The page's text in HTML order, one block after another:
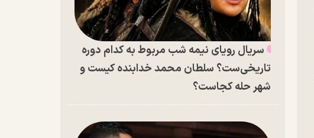
سریال رویای نیمه شب مربوط به کدام دوره
تاریخی‌ست؟ سلطان محمد خدابنده کیست و
شهر حله کجاست؟